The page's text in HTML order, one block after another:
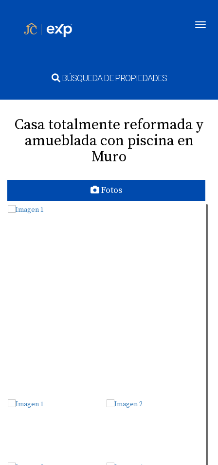
BÚSQUEDA DE PROPIEDADES
Casa totalmente reformada y
amueblada con piscina en
Muro
Fotos